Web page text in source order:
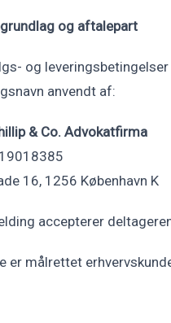
og aftalepart
og
anvendt af:
& Co. Advokatfirma
16, 1256 København K
accepterer
er målrettet